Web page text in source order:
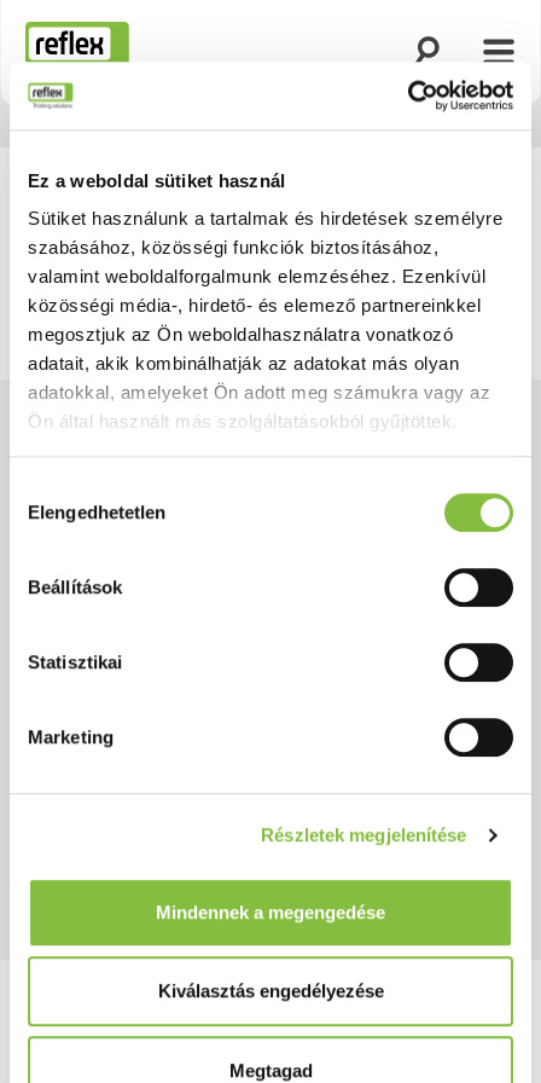
Ez a weboldal sütiket használ
Sütiket használunk a tartalmak és hirdetések személyre
szabásához, közösségi funkciók biztosításához,
valamint weboldalforgalmunk elemzéséhez. Ezenkívül
közösségi média-, hirdető- és elemező partnereinkkel
megosztjuk az Ön weboldalhasználatra vonatkozó
adatait, akik kombinálhatják az adatokat más olyan
adatokkal, amelyeket Ön adott meg számukra vagy az
Ön által használt más szolgáltatásokból gyűjtöttek.
kiválasztása
Elengedhetetlen
Beállítások
Statisztikai
Marketing
Részletek megjelenítése
Mindennek a megengedése
Kiválasztás engedélyezése
Megtagad
Honlap
Keresés
Vásárok és események